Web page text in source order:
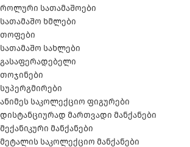
როლური სათამაშოები
სათამაშო ხმლები
თოფები
სათამაშო სახლები
გასაფერადებელი
თოჯინები
სუპერგმირები
ანიმეს საკოლექციო ფიგურები
დისტანციურად მართვადი მანქანები
მექანიკური მანქანები
მეტალის საკოლექციო მანქანები